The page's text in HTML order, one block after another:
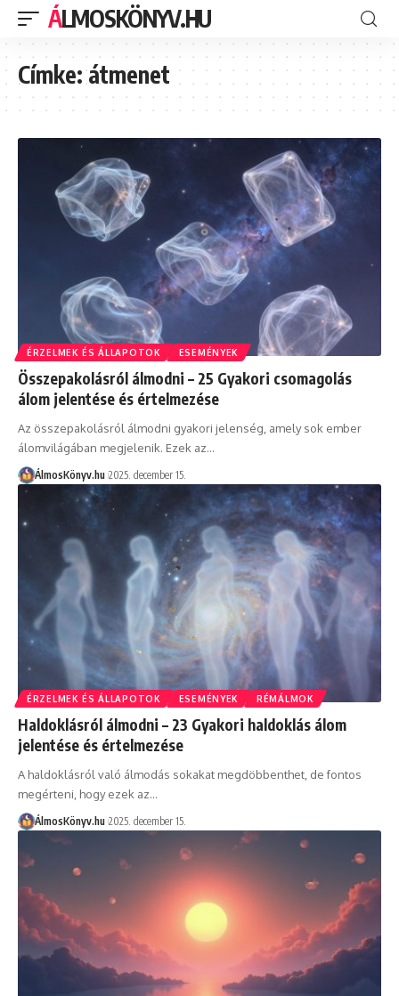
ÁLMOSKÖNYV.HU
Címke:átmenet
ÉRZELMEK ÉS ÁLLAPOTOK ESEMÉNYEK
Összepakolásról álmodni – 25 Gyakori csomagolás
álom jelentése és értelmezése
Az összepakolásról álmodni gyakori jelenség, amely sok ember
álomvilágában megjelenik. Ezek az…
ÁlmosKönyv.hu 2025. december 15.
ÉRZELMEK ÉS ÁLLAPOTOK ESEMÉNYEK RÉMÁLMOK
Haldoklásról álmodni – 23 Gyakori haldoklás álom
jelentése és értelmezése
A haldoklásról való álmodás sokakat megdöbbenthet, de fontos
megérteni, hogy ezek az…
ÁlmosKönyv.hu 2025. december 15.